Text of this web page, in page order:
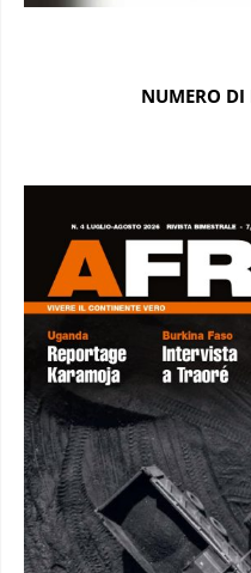
NUMERO DI